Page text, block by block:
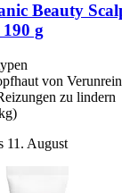
Beauty
g
von
zu lindern
11. August